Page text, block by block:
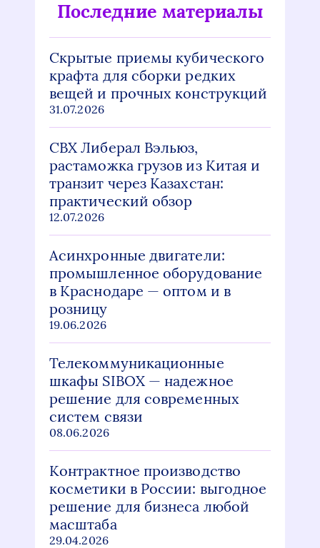
Последние материалы
Скрытые приемы кубического
крафта для сборки редких
вещей и прочных конструкций
31.07.2026
СВХ Либерал Вэльюз,
растаможка грузов из Китая и
транзит через Казахстан:
практический обзор
12.07.2026
Асинхронные двигатели:
промышленное оборудование
в Краснодаре — оптом и в
розницу
19.06.2026
Телекоммуникационные
шкафы SIBOX — надежное
решение для современных
систем связи
08.06.2026
Контрактное производство
косметики в России: выгодное
решение для бизнеса любой
масштаба
29.04.2026